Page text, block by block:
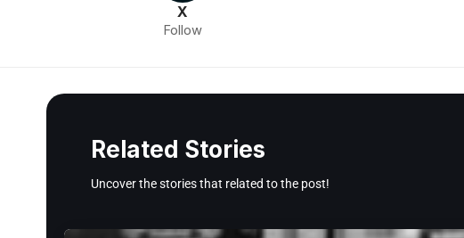
X
Follow
Related Stories
Uncover the stories that related to the post!